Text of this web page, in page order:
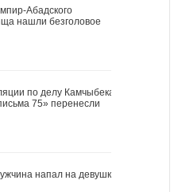
Абадского
нашли безголовое
по делу Камчыбека
75» перенесли
напал на девушку